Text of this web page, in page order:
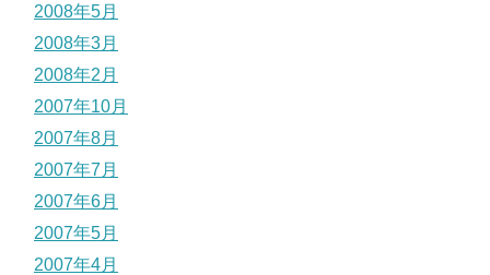
2008年5月
2008年3月
2008年2月
2007年10月
2007年8月
2007年7月
2007年6月
2007年5月
2007年4月